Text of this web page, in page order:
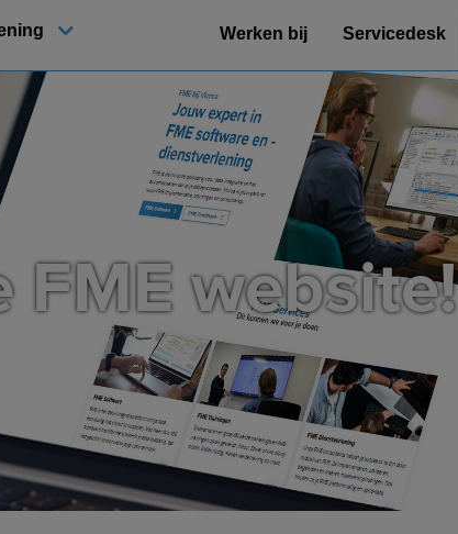
Werken bij Servicedesk
website!